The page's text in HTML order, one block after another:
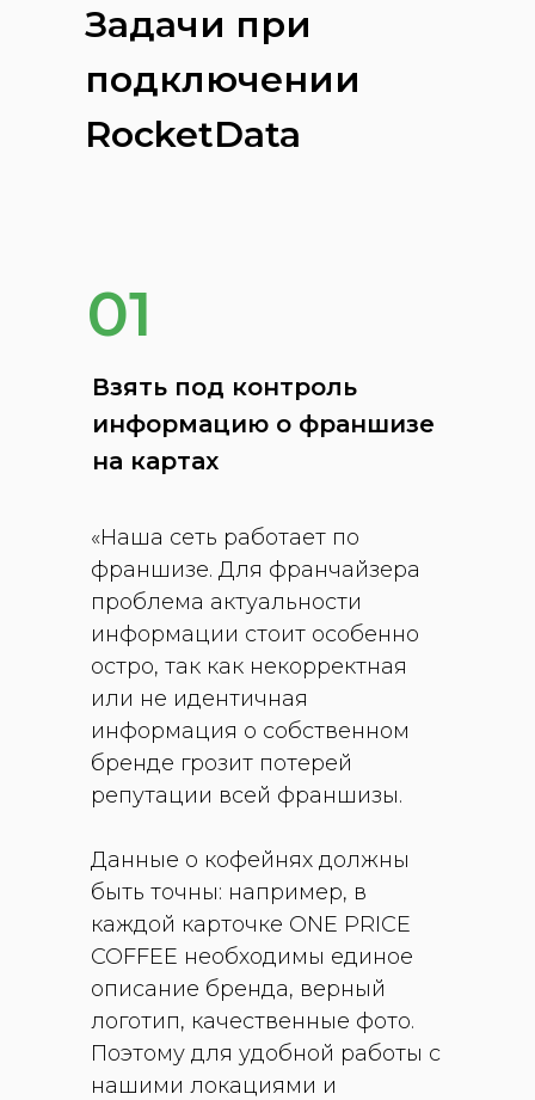
Задачи при
подключении
RocketData
«Наша сеть работает по
франшизе. Для франчайзера
проблема актуальности
информации стоит особенно
остро, так как некорректная
или не идентичная
информация о собственном
бренде грозит потерей
репутации всей франшизы.
Данные о кофейнях должны
быть точны: например, в
каждой карточке ONE PRICE
COFFEE необходимы единое
описание бренда, верный
логотип, качественные фото.
Поэтому для удобной работы с
нашими локациями и
Взять под контроль
информацию о франшизе
на картах
01